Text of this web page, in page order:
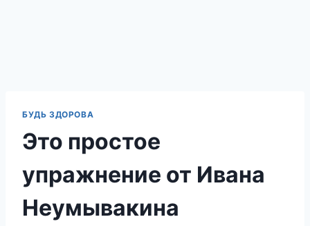
БУДЬ ЗДОРОВА
Это простое
упражнение от Ивана
Неумывакина